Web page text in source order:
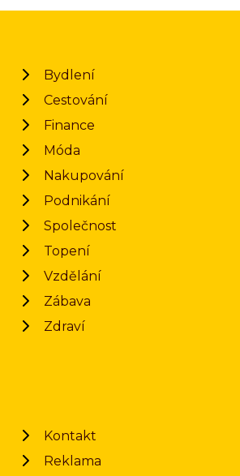
Bydlení
Cestování
Finance
Móda
Nakupování
Podnikání
Společnost
Topení
Vzdělání
Zábava
Zdraví
Kontakt
Reklama